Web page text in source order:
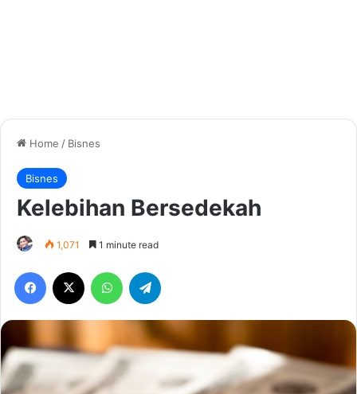
Home / Bisnes
Bisnes
Kelebihan Bersedekah
1,071 1 minute read
Facebook WhatsApp